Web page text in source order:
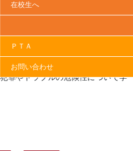
在校生へ
ＰＴＡ
お問い合わせ
クールサポーターに来校いただ
クイズを交えながら楽しく学びな
罪やトラブルの危険性について学